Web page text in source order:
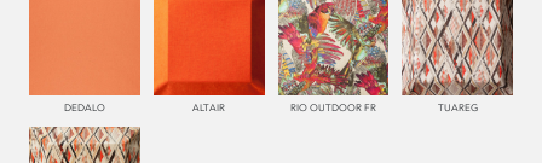
120 CALABAZA 450 ESMERALDA
DEDALO ALTAIR RIO OUTDOOR FR TUAREG